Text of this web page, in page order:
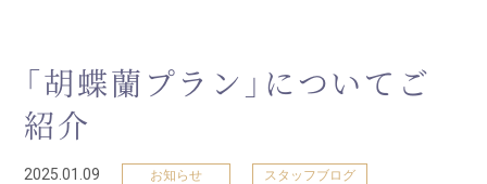
「胡蝶蘭プラン」についてご
紹介
2025.01.09 お知らせ スタッフブログ